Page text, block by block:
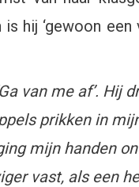
hij ‘gewoon een
van me af’.
prikken in
mijn handen
vast, als een